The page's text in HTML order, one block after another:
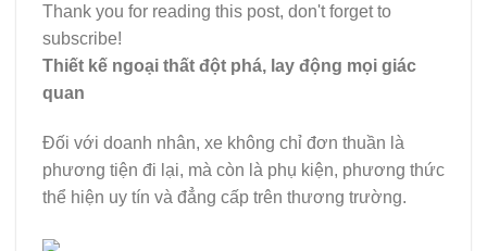
Thank you for reading this post, don't forget to
subscribe!
Thiết kế ngoại thất đột phá, lay động mọi giác
quan
Đối với doanh nhân, xe không chỉ đơn thuần là
phương tiện đi lại, mà còn là phụ kiện, phương thức
thể hiện uy tín và đẳng cấp trên thương trường.